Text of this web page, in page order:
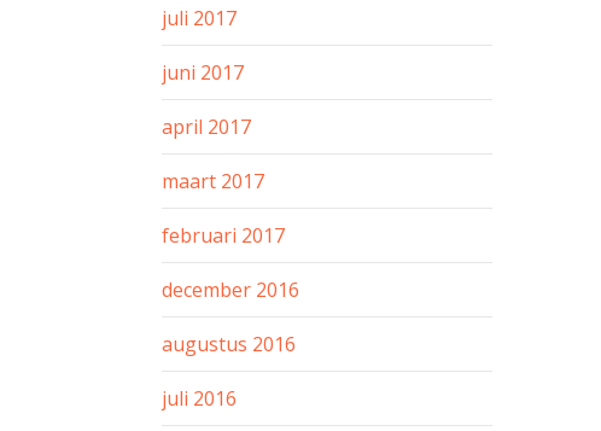
juli 2017
juni 2017
april 2017
maart 2017
februari 2017
december 2016
augustus 2016
juli 2016